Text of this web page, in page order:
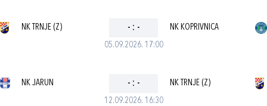
05.09.2026. 17:00
NK TRNJE (Z) - : - NK KOPRIVNICA
12.09.2026. 16:30
NK JARUN - : - NK TRNJE (Z)